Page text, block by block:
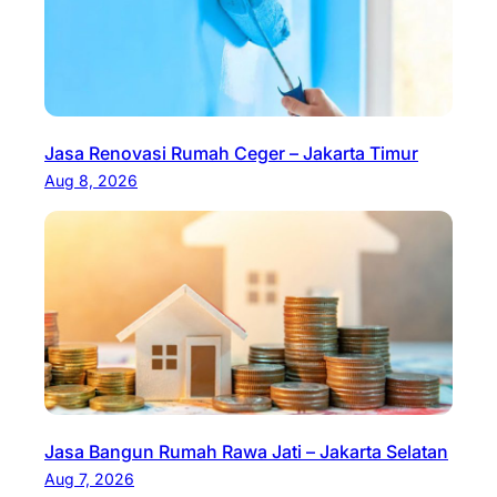
Jasa Renovasi Rumah Ceger – Jakarta Timur
Aug 8, 2026
Jasa Bangun Rumah Rawa Jati – Jakarta Selatan
Aug 7, 2026